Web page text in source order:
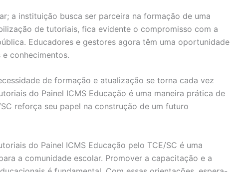
a instituição busca ser parceira na formação de uma
de tutoriais, fica evidente o compromisso com a
Educadores e gestores agora têm uma oportunidade
conhecimentos.
de formação e atualização se torna cada vez
do Painel ICMS Educação é uma maneira prática de
reforça seu papel na construção de um futuro
do Painel ICMS Educação pelo TCE/SC é uma
a comunidade escolar. Promover a capacitação e a